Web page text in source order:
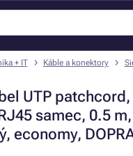
+ IT Káble a konektory
UTP patchcord,
samec, 0.5 m,
economy,